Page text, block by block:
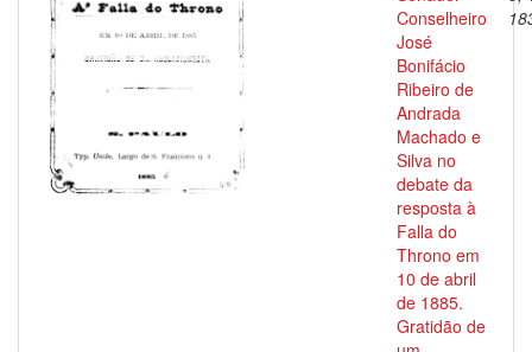
Conselheiro
José
Bonifácio
Ribeiro de
Andrada
Machado e
Silva no
debate da
resposta à
Falla do
Throno em
10 de abril
de 1885.
Gratidão de